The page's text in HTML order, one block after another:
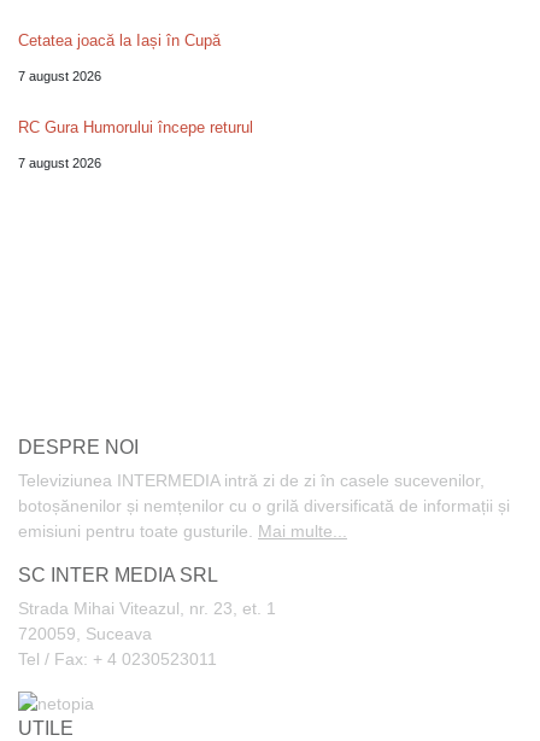
Cetatea joacă la Iași în Cupă
7 august 2026
RC Gura Humorului începe returul
7 august 2026
DESPRE NOI
Televiziunea INTERMEDIA intră zi de zi în casele sucevenilor,
botoșănenilor și nemțenilor cu o grilă diversificată de informații și
emisiuni pentru toate gusturile. Mai multe...
SC INTER MEDIA SRL
Strada Mihai Viteazul, nr. 23, et. 1
720059, Suceava
Tel / Fax: + 4 0230523011
UTILE